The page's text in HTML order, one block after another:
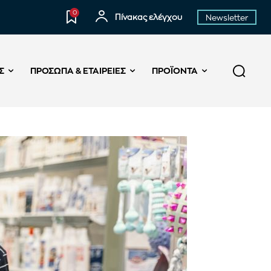
0
Πίνακας ελέγχου Newsletter
ΠΡΌΣΩΠΑ & ΕΤΑΙΡΕΊΕΣ ΠΡΟΪΌΝΤΑ